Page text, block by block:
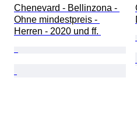
Chenevard - Bellinzona -
Ohne mindestpreis -
Herren - 2020 und ff.